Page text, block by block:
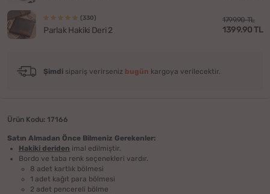
(330)
Parlak Hakiki Deri 2
1799.90 TL
1399.90 TL
Şimdi sipariş verirseniz bugün kargoya verilecektir.
Ürün Kodu: 17166
Satın Almadan Önce Bilmeniz Gerekenler:
Hakiki deriden imal edilmiştir.
Bordo ve taba renk seçenekleri vardır.
8 adet kartlık bölmesi
1 adet kağıt para bölmesi
2 adet pencereli bölme